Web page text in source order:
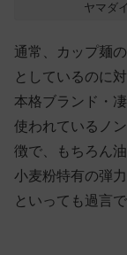
ヤマダイ
通常、カップ麺
としているのに
本格ブランド・
使われているノ
徴で、もちろん
小麦粉特有の弾
といっても過言